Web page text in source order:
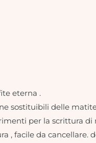
eterna .
sostituibili delle
per la scrittura
facile da cancellare.